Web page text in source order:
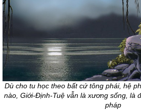
Dù cho tu học theo bất cứ tông phái, hệ
nào, Giới-Định-Tuệ vẫn là xương sống, là
pháp